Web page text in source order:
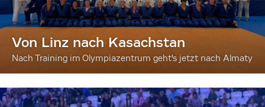
Von Linz nach Kasachstan
Nach Training im Olympiazentrum geht's jetzt nach Almaty